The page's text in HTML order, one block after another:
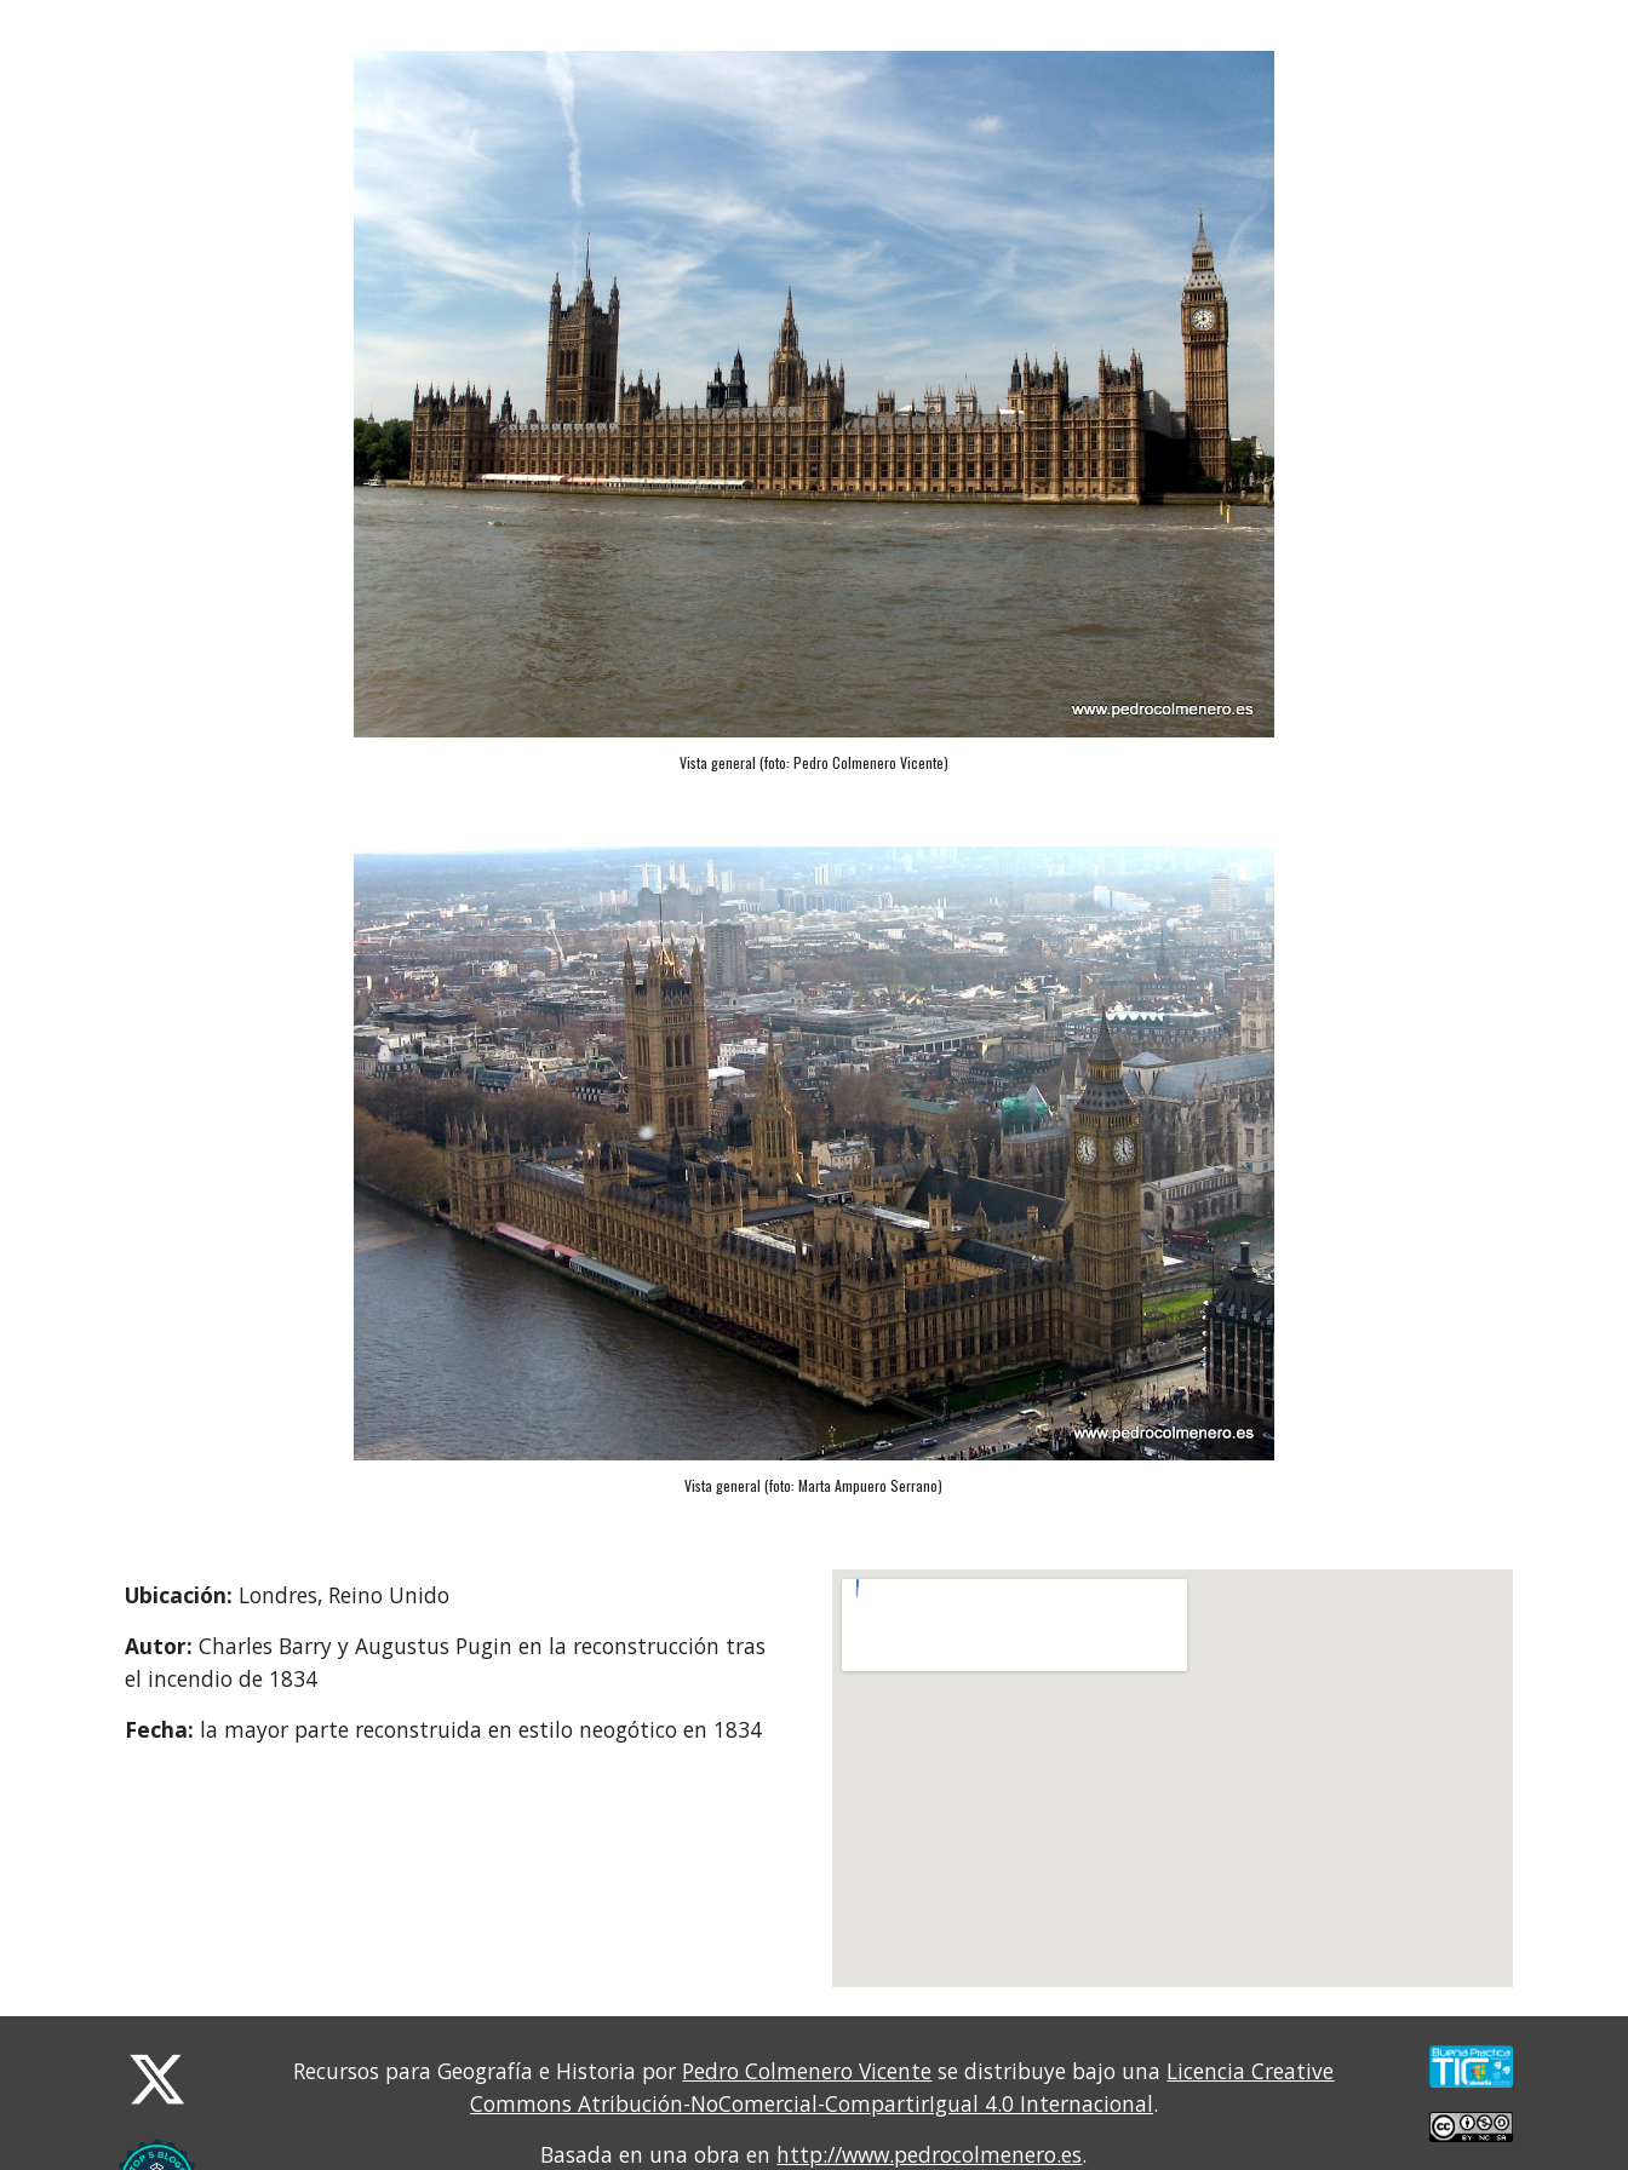
Vista general (foto: Pedro Colmenero Vicente)
Vista general (foto: Marta Ampuero Serrano)
Ubicación: Londres, Reino Unido
Autor: Charles Barry y Augustus Pugin en la reconstrucción tras
el incendio de 1834
Fecha: la mayor parte reconstruida en estilo neogótico en 1834
Recursos para Geografía e Historia por Pedro Colmenero Vicente se distribuye bajo una Licencia Creative
Commons Atribución-NoComercial-CompartirIgual 4.0 Internacional.
Basada en una obra en http://www.pedrocolmenero.es.